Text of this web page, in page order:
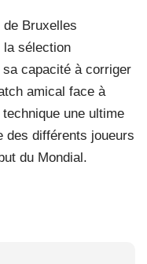
de Bruxelles
la sélection
sa capacité à corriger
amical face à
une ultime
des différents joueurs
du Mondial.